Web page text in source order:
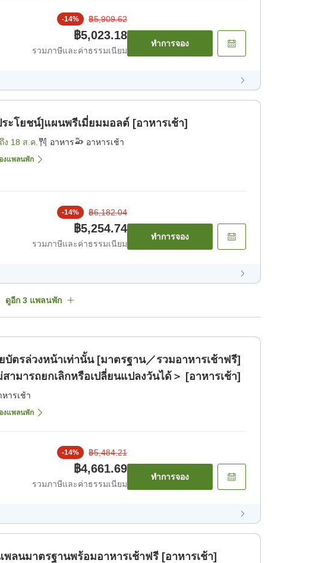
-14% ฿5,909.62
฿5,023.18
รวมภาษีและค่าธรรมเนียม
ทำการจอง
ะโยชน์]แผนพรีเมี่ยมมอลต์ [อาหารเช้า]
ง 18 ส.ค. อาหาร อาหารเช้า
งแพลนพัก
-14% ฿6,182.04
฿5,254.74
รวมภาษีและค่าธรรมเนียม
ทำการจอง
ดูอีก 3แพลนพัก
บัตรล่วงหน้าเท่านั้น [มาตรฐาน／รวมอาหารเช้าฟรี]
ามารถยกเลิกหรือเปลี่ยนแปลงวันได้＞ [อาหารเช้า]
หารเช้า
งแพลนพัก
-14% ฿5,484.21
฿4,661.69
รวมภาษีและค่าธรรมเนียม
ทำการจอง
พลนมาตรฐานพร้อมอาหารเช้าฟรี [อาหารเช้า]